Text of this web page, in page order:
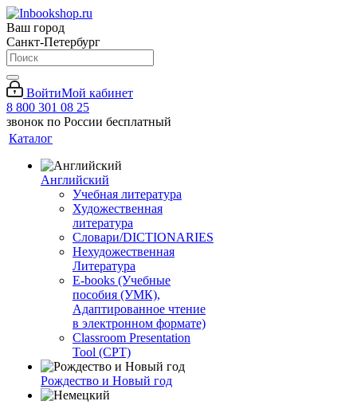
Ваш город
Санкт-Петербург
ВойтиМой кабинет
8 800 301 08 25
звонок по России бесплатный
Каталог
Английский
Учебная литература
Художественная
литература
Словари/DICTIONARIES
Нехудожественная
Литература
E-books (Учебные
пособия (УМК),
Адаптированное чтение
в электронном формате)
Classroom Presentation
Tool (CPT)
Рождество и Новый год